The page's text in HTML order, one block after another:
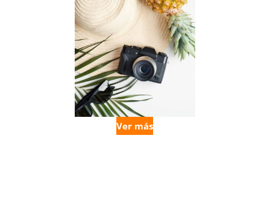
Ver más